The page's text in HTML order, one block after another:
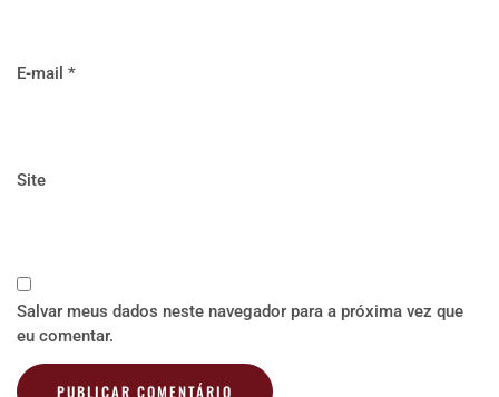
E-mail *
Site
Salvar meus dados neste navegador para a próxima vez que
eu comentar.